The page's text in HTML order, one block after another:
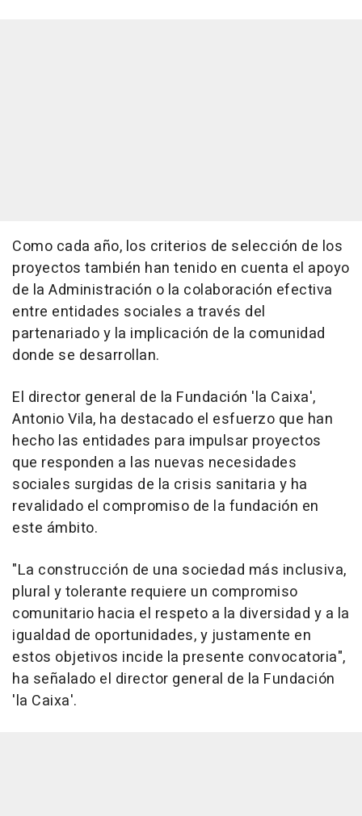
Como cada año, los criterios de selección de los
proyectos también han tenido en cuenta el apoyo
de la Administración o la colaboración efectiva
entre entidades sociales a través del
partenariado y la implicación de la comunidad
donde se desarrollan.
El director general de la Fundación 'la Caixa',
Antonio Vila, ha destacado el esfuerzo que han
hecho las entidades para impulsar proyectos
que responden a las nuevas necesidades
sociales surgidas de la crisis sanitaria y ha
revalidado el compromiso de la fundación en
este ámbito.
"La construcción de una sociedad más inclusiva,
plural y tolerante requiere un compromiso
comunitario hacia el respeto a la diversidad y a la
igualdad de oportunidades, y justamente en
estos objetivos incide la presente convocatoria",
ha señalado el director general de la Fundación
'la Caixa'.